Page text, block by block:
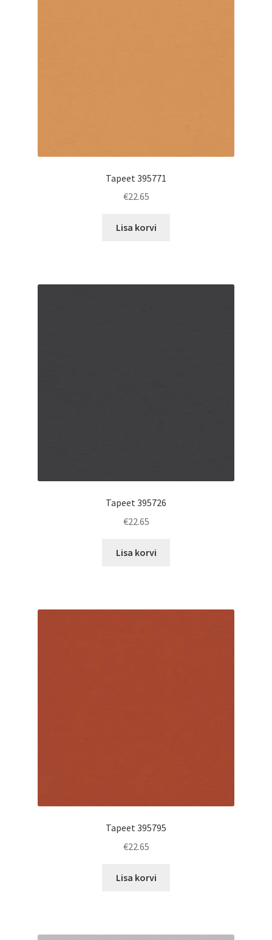
Tapeet 395771
€22.65
Lisa korvi
Tapeet 395726
€22.65
Lisa korvi
Tapeet 395795
€22.65
Lisa korvi